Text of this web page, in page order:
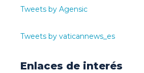
Tweets by Agensic
Tweets by vaticannews_es
Enlaces de interés